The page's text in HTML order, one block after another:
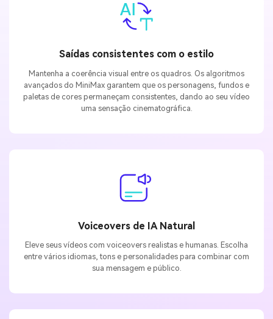
Saídas consistentes com o estilo
Mantenha a coerência visual entre os quadros. Os algoritmos
avançados do MiniMax garantem que os personagens, fundos e
paletas de cores permaneçam consistentes, dando ao seu vídeo
uma sensação cinematográfica.
Voiceovers de IA Natural
Eleve seus vídeos com voiceovers realistas e humanas. Escolha
entre vários idiomas, tons e personalidades para combinar com
sua mensagem e público.